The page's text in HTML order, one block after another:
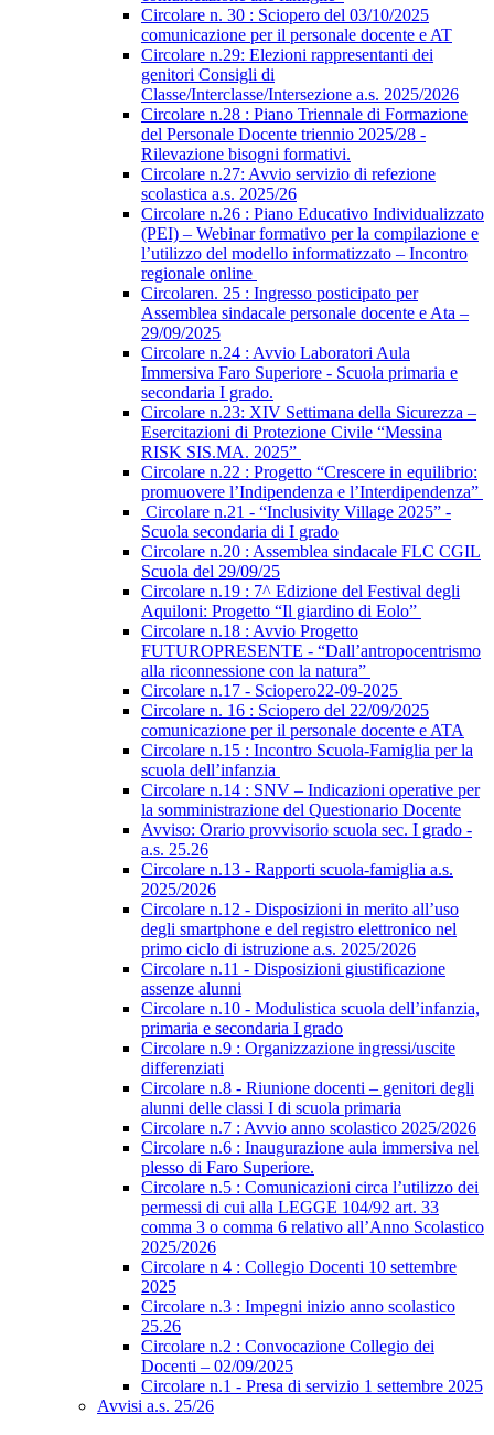
Circolare n. 30 : Sciopero del 03/10/2025
comunicazione per il personale docente e AT
Circolare n.29: Elezioni rappresentanti dei
genitori Consigli di
Classe/Interclasse/Intersezione a.s. 2025/2026
Circolare n.28 : Piano Triennale di Formazione
del Personale Docente triennio 2025/28 -
Rilevazione bisogni formativi.
Circolare n.27: Avvio servizio di refezione
scolastica a.s. 2025/26
Circolare n.26 : Piano Educativo Individualizzato
(PEI) – Webinar formativo per la compilazione e
l’utilizzo del modello informatizzato – Incontro
regionale online
Circolaren. 25 : Ingresso posticipato per
Assemblea sindacale personale docente e Ata –
29/09/2025
Circolare n.24 : Avvio Laboratori Aula
Immersiva Faro Superiore - Scuola primaria e
secondaria I grado.
Circolare n.23: XIV Settimana della Sicurezza –
Esercitazioni di Protezione Civile “Messina
RISK SIS.MA. 2025”
Circolare n.22 : Progetto “Crescere in equilibrio:
promuovere l’Indipendenza e l’Interdipendenza”
Circolare n.21 - “Inclusivity Village 2025” -
Scuola secondaria di I grado
Circolare n.20 : Assemblea sindacale FLC CGIL
Scuola del 29/09/25
Circolare n.19 : 7^ Edizione del Festival degli
Aquiloni: Progetto “Il giardino di Eolo”
Circolare n.18 : Avvio Progetto
FUTUROPRESENTE - “Dall’antropocentrismo
alla riconnessione con la natura”
Circolare n.17 - Sciopero22-09-2025
Circolare n. 16 : Sciopero del 22/09/2025
comunicazione per il personale docente e ATA
Circolare n.15 : Incontro Scuola-Famiglia per la
scuola dell’infanzia
Circolare n.14 : SNV – Indicazioni operative per
la somministrazione del Questionario Docente
Avviso: Orario provvisorio scuola sec. I grado -
a.s. 25.26
Circolare n.13 - Rapporti scuola-famiglia a.s.
2025/2026
Circolare n.12 - Disposizioni in merito all’uso
degli smartphone e del registro elettronico nel
primo ciclo di istruzione a.s. 2025/2026
Circolare n.11 - Disposizioni giustificazione
assenze alunni
Circolare n.10 - Modulistica scuola dell’infanzia,
primaria e secondaria I grado
Circolare n.9 : Organizzazione ingressi/uscite
differenziati
Circolare n.8 - Riunione docenti – genitori degli
alunni delle classi I di scuola primaria
Circolare n.7 : Avvio anno scolastico 2025/2026
Circolare n.6 : Inaugurazione aula immersiva nel
plesso di Faro Superiore.
Circolare n.5 : Comunicazioni circa l’utilizzo dei
permessi di cui alla LEGGE 104/92 art. 33
comma 3 o comma 6 relativo all’Anno Scolastico
2025/2026
Circolare n 4 : Collegio Docenti 10 settembre
2025
Circolare n.3 : Impegni inizio anno scolastico
25.26
Circolare n.2 : Convocazione Collegio dei
Docenti – 02/09/2025
Circolare n.1 - Presa di servizio 1 settembre 2025
Avvisi a.s. 25/26